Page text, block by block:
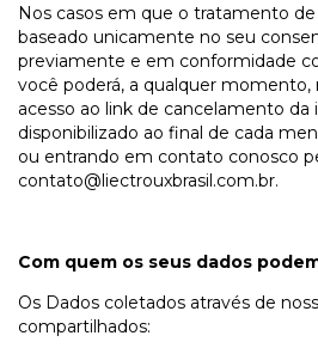
Nos casos em que o tratamento
baseado unicamente no seu
previamente e em conformidade
você poderá, a qualquer momento,
acesso ao link de cancelamento da
disponibilizado ao final de cada
ou entrando em contato conosco
contato@liectrouxbrasil.com.br.
Com quem os seus dados
Os Dados coletados através de
compartilhados: